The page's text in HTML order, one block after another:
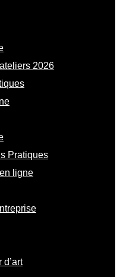
2026
Pratiques
ligne
d’art